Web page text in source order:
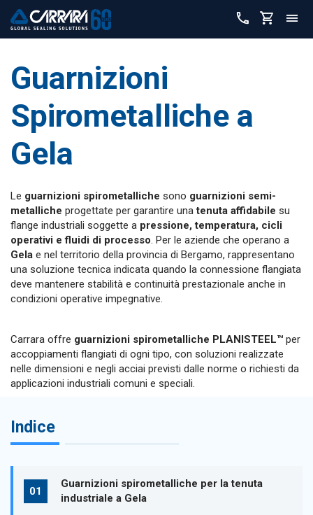
Guarnizioni
Spirometalliche a
Gela
Le guarnizioni spirometalliche sono guarnizioni semi-
metalliche progettate per garantire unatenuta affidabile su
flange industriali soggette a pressione, temperatura, cicli
operativi e fluidi di processo . Per le aziende che operano a
Gela e nel territorio della provincia di Bergamo, rappresentano
una soluzione tecnica indicata quando la connessione flangiata
deve mantenere stabilità e continuità prestazionale anche in
condizioni operative impegnative.
Carrara offre guarnizioni spirometalliche PLANISTEEL™ per
accoppiamenti flangiati di ogni tipo, con soluzioni realizzate
nelle dimensioni e negli acciai previsti dalle norme o richiesti da
applicazioni industriali comuni e speciali.
Indice
Guarnizioni spirometalliche per la tenuta
industriale a Gela